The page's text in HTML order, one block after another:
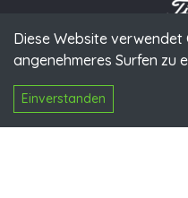
Diese Website verwendet
angenehmeres Surfen zu
Einverstanden
©